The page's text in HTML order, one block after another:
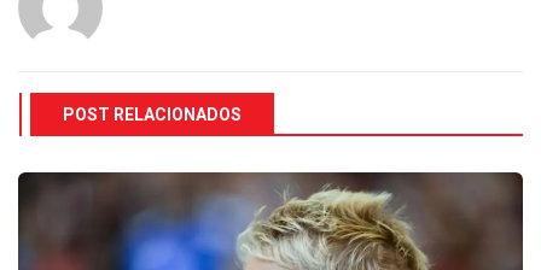
POST RELACIONADOS